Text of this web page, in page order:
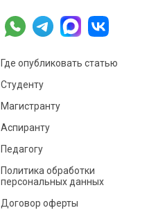
Где опубликовать статью
Студенту
Магистранту
Аспиранту
Педагогу
Политика обработки
персональных данных
Договор оферты